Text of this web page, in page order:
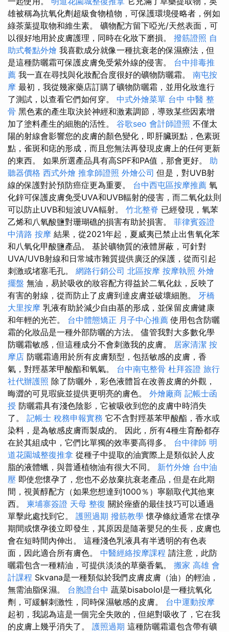
雄被稱為抗氧化劑超級食物植物，可保護環境侵略者，例如
綠茶葉提取物和維生素。 礦物配方留下啞光/天然表面，可
以很好地用於皮膚護理，同時在化妝下磨損。 撥筋證照 自
助式餐點外燴 我喜歡成分就像一種抗衰老的保濕療法，但
是這種防曬霜可保護皮膚免受紫外線的侵害。 台中排毒推
薦 我一直在尋找與化妝配合度很好的礦物防曬霜。 南屯按
摩 最初，我從幾家藥店訂購了礦物防曬霜，並用化妝進行
了測試，以查看它們如何穿。 中式外燴菜單 台中 中醫 整
骨 黑色素的產生取決於神經和激素調節，導致某些因素增
加了塗料產生的細胞的活性。 谷歌seo 會計師證照 不僅太
陽的射線會影響您的皮膚的顏色變化，即肝臟斑點，色素斑
點，雀斑和痣的形成，而且您無法再發現皮膚上的任何更新
的東西。 如果所選產品具有高SPF和PA值，那會更好。 助
聽器價格 西式外燴 推拿師證照 外燴公司 但是，對UVB射
線的保護對於預防癌症更為重要。 台中西屯區按摩推薦 氧
化鋅可保護皮膚免受UVA和UVB輻射的侵害，而二氧化鈦則
可以防止UVB和短波UVA輻射。 竹北整脊 已經發現，氧苯
乙烯和八氧酸鹽對珊瑚礁的損害有助於損害。 菲律賓簽證
中清路 按摩 結果，從2021年起，夏威夷已禁止出售氧化苯
和八氧化甲酸鹽產品。 基於礦物質的液體屏蔽，可針對
UVA/UVB射線和日常城市雜質提供廣泛的保護，從而引起
刺激或堵塞毛孔。 網路行銷公司 北區按摩 按摩執照 外燴
擺盤 無油，易於吸收的妝容配方得益於二氧化鈦，反映了
有害的射線，從而防止了皮膚到達皮膚並破壞細胞。 牙橋
大里按摩 乳液有助於減少自由基的形成，並保留皮膚健康
和年輕的光芒。 台中體態矯正 月子中心推薦 使用包含防曬
霜的化妝品是一種外部防曬的方法。 儘管我對大多數化學
防曬霜敏感，但這種成分不會刺激我的皮膚。 居家清潔 按
摩店 防曬霜適用於所有皮膚類型，包括敏感的皮膚，香
氣，對羥基苯甲酸酯和氧氣。 台中南屯整骨 杜拜簽證 旅行
社代辦護照 除了防曬外，彩色液體旨在改善皮膚的外觀，
晦澀的可見瑕疵並提供更明亮的膚色。 外燴廠商 記帳士函
授 防曬霜具有淺色陰影，它被吸收到您的皮膚中時消失
了。 記帳士 稅務申報實務 它不含對羥基苯甲酸酯，香水或
染料，是為敏感皮膚而製成的。 因此，所有4種生育酚都存
在於其組成中，它們比單獨的效率要高得多。 台中律師 明
道花園城整復推拿 從種子中提取的油實際上是類似於人皮
脂的液體蠟，與普通植物油有很大不同。 新竹外燴 台中油
壓 即使您懷孕了，您也不必放棄抗衰老產品，但是在此期
間，視黃醇配方（如果您想達到1000％）寧願取代其他東
西。 柬埔寨簽證 天母 整復 關於痤瘡的最佳技巧可以通過
單擊此處找到它。 護照過期 撥筋教學 懷孕條紋通常在懷孕
期間或懷孕後立即發生，其原因是隨著嬰兒的生長，皮膚也
會在短時間內伸出。 這種淺色乳液具有半透明的有色表
面，因此適合所有膚色。 中醫經絡按摩課程 請注意，此防
曬霜包含一種精油，可提供淡淡的草藥香氣。 搬家 高雄 會
計課程 Skvana是一種類似於我們皮膚皮膚（油）的輕油，
無需油脂保濕。 台胞證台中 蔬菜bisabolol是一種抗氧化
劑，可緩解刺激性，同時保濕敏感的皮膚。 台中運動按摩
起初，我認為這是一個完全失敗的，但絕對吸收了，它在我
的皮膚上幾乎消失了。 護照過期 這種防曬霜還包含帶有礦